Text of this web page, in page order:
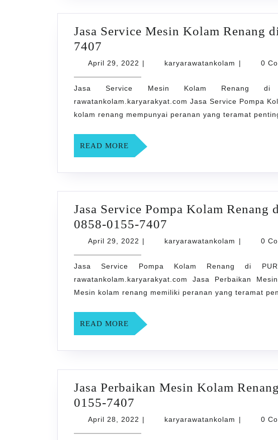
7407
Jasa Service Mesin Kolam Renang
7407
Service
Mesin
Kolam
Renang
di
Bokesan
0858-
April 29, 2022 April
| karyarawatankolam | 0
Jasa Service Mesin Kolam Renang di
rawatankolam.karyarakyat.com Jasa Service Pompa
kolam renang mempunyai peranan yang teramat
READ MORE READ
MORE
Jasa Service Pompa Kolam
0858-0155-7407
Service
Kolam
Renang
di
April 29, 2022 April
2022
| karyarawatankolam | 0
Jasa Service Pompa Kolam Renang di
rawatankolam.karyarakyat.com Jasa Perbaikan
Mesin kolam renang memiliki peranan yang teramat
READ MORE READ
MORE
Jasa Perbaikan Mesin Kolam
0155-7407
Perbaikan
Mesin
April 28, 2022 April
| karyarawatankolam | 0